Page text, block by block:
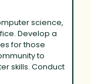
science,
Develop a
for those
to
skills. Conduct